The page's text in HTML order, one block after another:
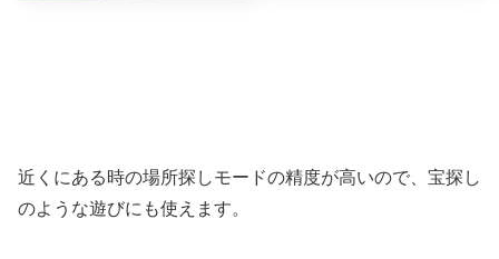
近くにある時の場所探しモードの精度が高いので、宝探し
のような遊びにも使えます。